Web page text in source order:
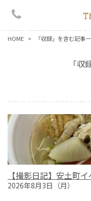
HOME 「収録」を含む記事
「
【撮影日記】安土町
2026年8月3日（月）